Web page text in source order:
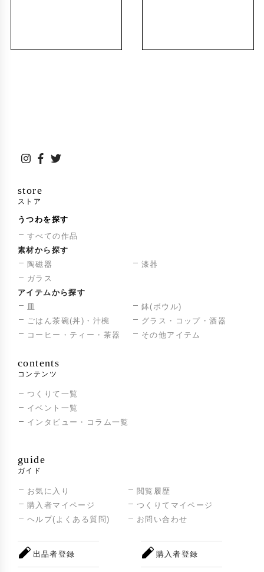
store
ストア
うつわを探す
すべての作品
素材から探す
陶磁器
漆器
ガラス
アイテムから探す
皿
鉢(ボウル)
ごはん茶碗(丼)・汁椀
グラス・コップ・酒器
コーヒー・ティー・茶器
その他アイテム
contents
コンテンツ
つくりて一覧
イベント一覧
インタビュー・コラム一覧
guide
ガイド
お気に入り
閲覧履歴
購入者マイページ
つくりてマイページ
ヘルプ(よくある質問)
お問い合わせ
出品者登録 購入者登録